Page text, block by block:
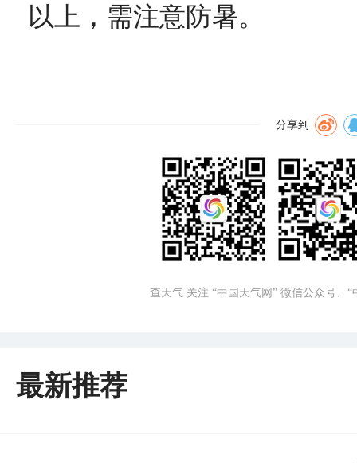
以上，需注意防暑。
分享到
查天气 关注 “中国天气网” 微信公众号、
最新推荐